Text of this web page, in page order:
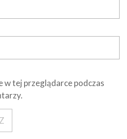
w tej przeglądarce podczas